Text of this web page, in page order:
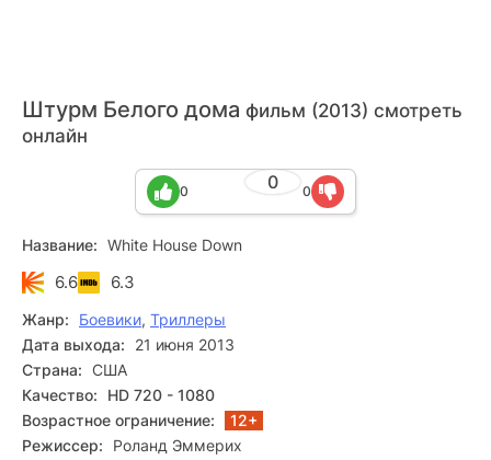
Штурм Белого дома фильм (2013) смотреть
онлайн
0
0 0
Название: White House Down
6.6 6.3
Жанр: Боевики, Триллеры
Дата выхода:
21 июня 2013
Страна: США
Качество:
HD 720 - 1080
Возрастное ограничение:
12+
Режиссер:
Роланд Эммерих